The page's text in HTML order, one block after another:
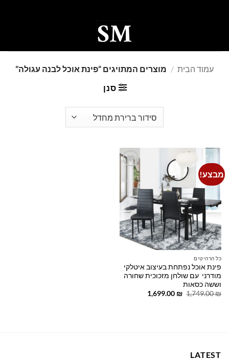
עמוד הבית / מוצרים המתויגים “פינת אוכל לבנה עגולה”
סנן
מבצע!
Add to
wishlist
כל הרהיטים
פינת אוכל נפתחת בעיצוב איטלקי
מודרני עם שולחן מזכוכית שחורה
וששה כסאות
1,749.00₪
המחיר
1,699.00 ₪
המחיר
LATEST